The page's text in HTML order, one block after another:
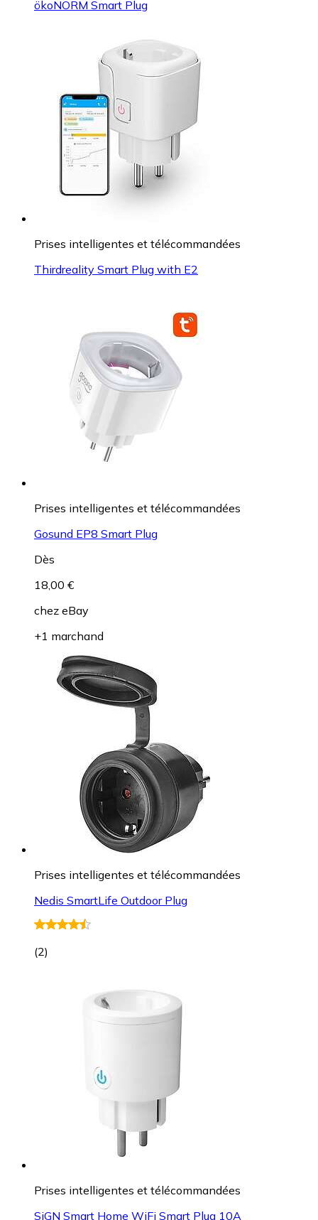
ökoNORM Smart Plug
Prises intelligentes et télécommandées
Thirdreality Smart Plug with E2
Prises intelligentes et télécommandées
Gosund EP8 Smart Plug
Dès
18,00 €
chez eBay
+1 marchand
Prises intelligentes et télécommandées
Nedis SmartLife Outdoor Plug
(2)
Prises intelligentes et télécommandées
SiGN Smart Home WiFi Smart Plug 10A